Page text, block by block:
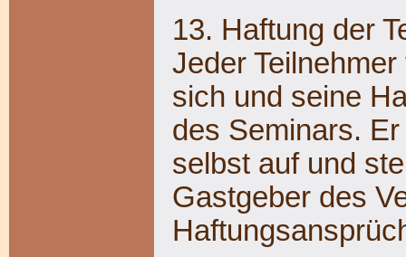
13. Haftung der
Jeder
sich und seine
des Seminars.
selbst auf und
Gastgeber des